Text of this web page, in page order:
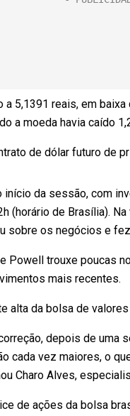
5,1391 reais, em
a moeda havia caído
de dólar futuro de
início da sessão, com
(horário de Brasília).
sobre os negócios e
Powell trouxe poucas
mais recentes.
alta da bolsa de
depois de
cada vez maiores, o
Charo Alves,
de ações da bolsa